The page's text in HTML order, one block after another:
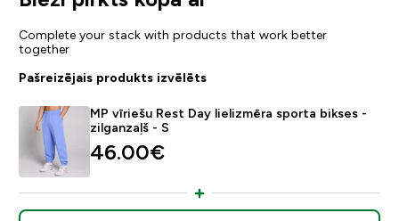
Complete your stack with products that work better
together
Pašreizējais produkts izvēlēts
MP vīriešu Rest Day lielizmēra sporta bikses -
zilganzaļš - S
46.00€‎